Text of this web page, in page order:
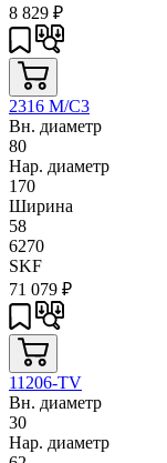
8 829 ₽
2316 M/C3
Вн. диаметр
80
Нар. диаметр
170
Ширина
58
6270
SKF
71 079 ₽
11206-TV
Вн. диаметр
30
Нар. диаметр